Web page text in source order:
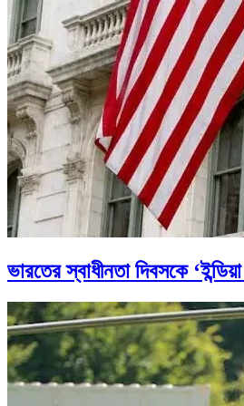
ভারতের স্বাধীনতা দিবসকে